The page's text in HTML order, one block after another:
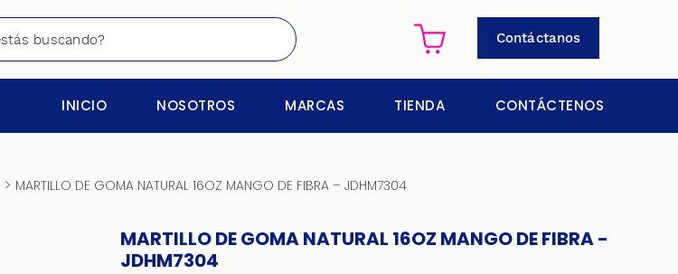
Contáctanos
INICIO NOSOTROS MARCAS TIENDA CONTÁCTENOS
> MARTILLO DE GOMA NATURAL 16OZ MANGO DE FIBRA – JDHM7304
MARTILLO DE GOMA NATURAL 16OZ MANGO DE FIBRA -
JDHM7304